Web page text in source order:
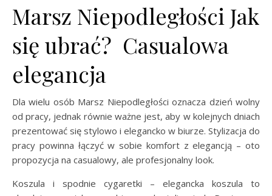
Marsz Niepodległości Jak
się ubrać? Casualowa
elegancja
Dla wielu osób Marsz Niepodległości oznacza dzień wolny
od pracy, jednak równie ważne jest, aby w kolejnych dniach
prezentować się stylowo i elegancko w biurze. Stylizacja do
pracy powinna łączyć w sobie komfort z elegancją – oto
propozycja na casualowy, ale profesjonalny look.
Koszula i spodnie cygaretki – elegancka koszula to